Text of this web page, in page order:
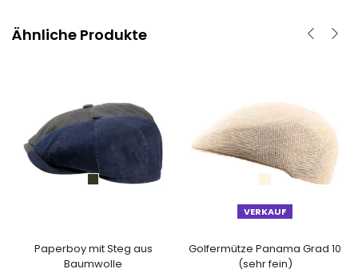
Ähnliche Produkte
Paperboy mit Steg aus
Baumwolle
VERKAUF
Golfermütze Panama Grad 10
(sehr fein)